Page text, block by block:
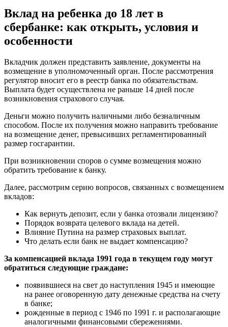
Вклад на ребенка до 18 лет в
сбербанке: как открыть, условия и
особенности
Вкладчик должен представить заявление, документы на
возмещение в уполномоченный орган. После рассмотрения
регулятор вносит его в реестр банка по обязательствам.
Выплата будет осуществлена не раньше 14 дней после
возникновения страхового случая.
Деньги можно получить наличными либо безналичным
способом. После их получения можно направить требование
на возмещение денег, превысивших регламентированный
размер госгарантии.
При возникновении споров о сумме возмещения можно
обратить требование к банку.
Далее, рассмотрим серию вопросов, связанных с возмещением
вкладов:
Как вернуть депозит, если у банка отозвали лицензию?
Порядок возврата целевого вклада на детей.
Влияние Путина на размер страховых выплат.
Что делать если банк не выдает компенсацию?
За компенсацией вклада 1991 года в текущем году могут
обратиться следующие граждане:
появившиеся на свет до наступления 1945 и имеющие
на ранее оговоренную дату денежные средства на счету
в банке;
рожденные в период с 1946 по 1991 г. и располагающие
аналогичными финансовыми сбережениями.